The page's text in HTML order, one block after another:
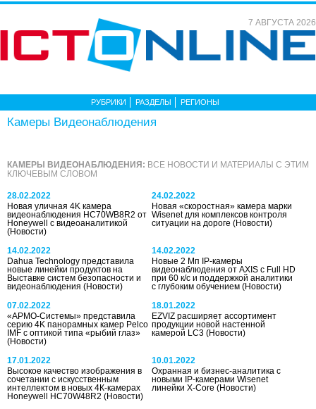
7 АВГУСТА 2026
РУБРИКИ РАЗДЕЛЫ РЕГИОНЫ
Камеры Видеонаблюдения
КАМЕРЫ ВИДЕОНАБЛЮДЕНИЯ: ВСЕ НОВОСТИ И МАТЕРИАЛЫ С ЭТИМ
КЛЮЧЕВЫМ СЛОВОМ
28.02.2022
Новая уличная 4K камера
видеонаблюдения HC70WB8R2 от
Honeywell с видеоаналитикой
(Новости)
24.02.2022
Новая «скоростная» камера марки
Wisenet для комплексов контроля
ситуации на дороге(Новости)
14.02.2022
Dahua Technology представила
новые линейки продуктов на
Выставке систем безопасности и
видеонаблюдения (Новости)
14.02.2022
Новые 2 Мп IP-камеры
видеонаблюдения от AXIS с Full HD
при 60 к/с и поддержкой аналитики
с глубоким обучением(Новости)
07.02.2022
«АРМО-Системы» представила
серию 4K панорамных камер Pelco
IMF с оптикой типа «рыбий глаз»
(Новости)
18.01.2022
EZVIZ расширяет ассортимент
продукции новой настенной
камерой LC3(Новости)
17.01.2022
Высокое качество изображения в
сочетании с искусственным
интеллектом в новых 4К-камерах
Honeywell HC70W48R2 (Новости)
10.01.2022
Охранная и бизнес-аналитика с
новыми IP-камерами Wisenet
линейки X-Core(Новости)